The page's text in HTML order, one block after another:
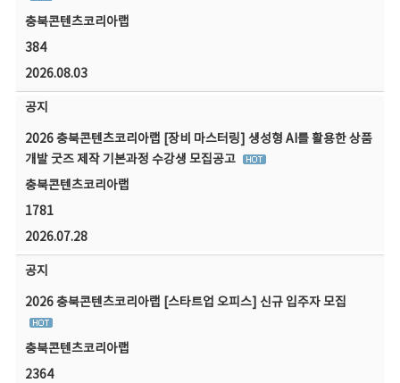
충북콘텐츠코리아랩
384
2026.08.03
공지
2026 충북콘텐츠코리아랩 [장비 마스터링] 생성형 AI를 활용한 상품
개발 굿즈 제작 기본과정 수강생 모집공고
충북콘텐츠코리아랩
1781
2026.07.28
공지
2026 충북콘텐츠코리아랩 [스타트업 오피스] 신규 입주자 모집
충북콘텐츠코리아랩
2364